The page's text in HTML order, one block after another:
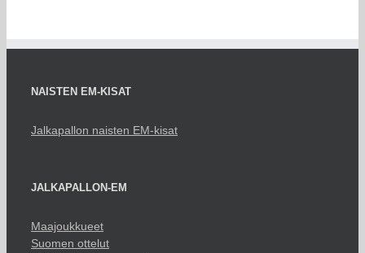
NAISTEN EM-KISAT
Jalkapallon naisten EM-kisat
JALKAPALLON-EM
Maajoukkueet
Suomen ottelut